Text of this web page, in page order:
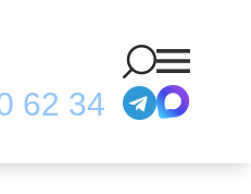
62 34
2.5T Gasoline 2WD